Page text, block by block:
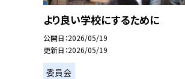
より良い学校にするために
公開日 2026/05/19
更新日 2026/05/19
委員会